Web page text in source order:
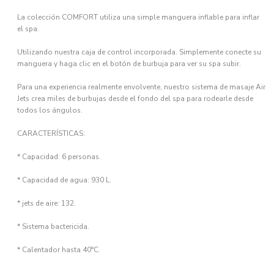
La colección COMFORT utiliza una simple manguera inflable para inflar
el spa.
Utilizando nuestra caja de control incorporada. Simplemente conecte su
manguera y haga clic en el botón de burbuja para ver su spa subir.
Para una experiencia realmente envolvente, nuestro sistema de masaje Air
Jets crea miles de burbujas desde el fondo del spa para rodearle desde
todos los ángulos.
CARACTERÍSTICAS:
* Capacidad: 6 personas.
* Capacidad de agua: 930 L.
* jets de aire: 132.
* Sistema bactericida.
* Calentador hasta 40°C.